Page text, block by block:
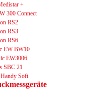
+
300 Connect
RS2
RS3
RS6
EW-BW10
EW3006
SBC 21
Soft